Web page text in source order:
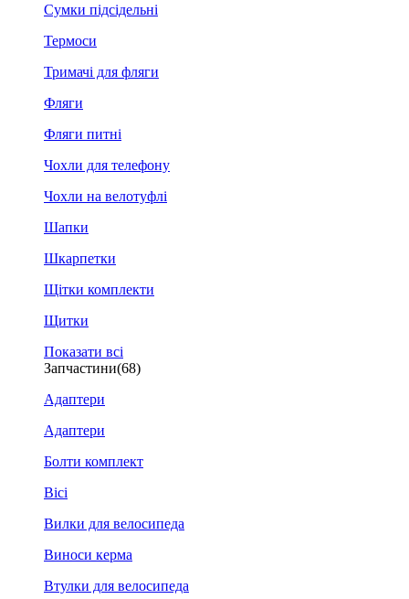
Сумки підсідельні
Термоси
Тримачі для фляги
Фляги
Фляги питні
Чохли для телефону
Чохли на велотуфлі
Шапки
Шкарпетки
Щітки комплекти
Щитки
Показати всі
Запчастини(68)
Адаптери
Адаптери
Болти комплект
Вісі
Вилки для велосипеда
Виноси керма
Втулки для велосипеда